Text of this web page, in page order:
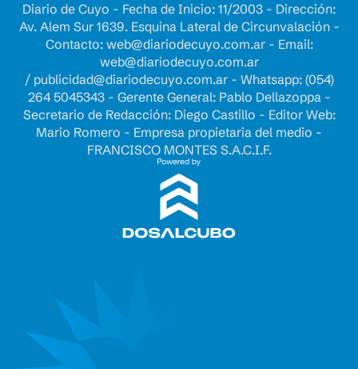
Diario de Cuyo - Fecha de Inicio: 11/2003 - Dirección:
Av. Alem Sur 1639. Esquina Lateral de Circunvalación -
Contacto: web@diariodecuyo.com.ar- Email:
web@diariodecuyo.com.ar
/ publicidad@diariodecuyo.com.ar- Whatsapp: (054)
264 5045343 - Gerente General: Pablo Dellazoppa -
Secretario de Redacción: Diego Castillo - Editor Web:
Mario Romero - Empresa propietaria del medio -
FRANCISCO MONTES S.A.C.I.F.